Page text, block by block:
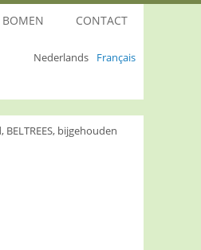
Nederlands Français
BOMEN CONTACT
bijgehouden